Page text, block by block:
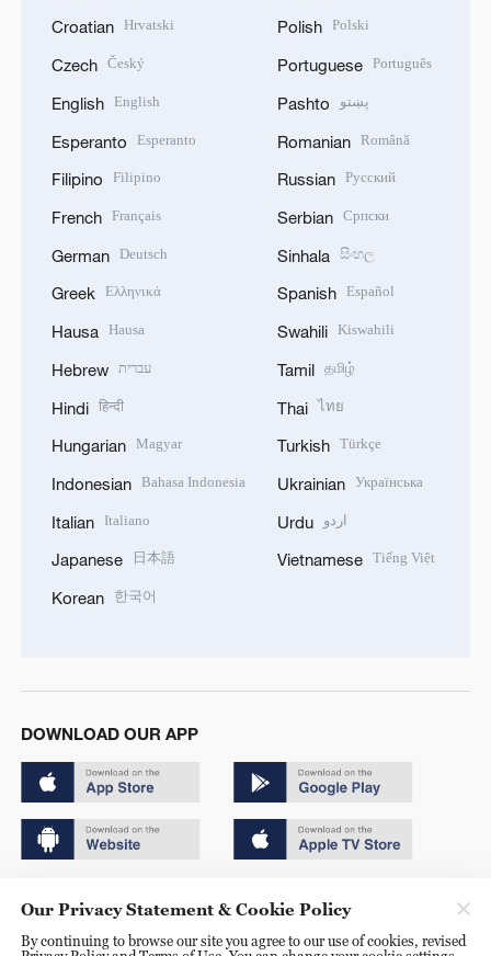
Croatian Hrvatski
Czech Český
English English
Esperanto Esperanto
Filipino Filipino
French Français
German Deutsch
Greek Ελληνικά
Hausa Hausa
Hebrew עברית
Hindi हिन्दी
Hungarian Magyar
Indonesian Bahasa Indonesia
Italian Italiano
Japanese 日本語
Korean 한국어
Polish Polski
Portuguese Português
Pashto پښتو
Romanian Română
Russian Русский
Serbian Српски
Sinhala සිංහල
Spanish Español
Swahili Kiswahili
Tamil தமிழ்
Thai ไทย
Turkish Türkçe
Ukrainian Українська
Urdu اردو
Vietnamese Tiếng Việt
DOWNLOAD OUR APP
京ICP备20000184号
Our Privacy Statement & Cookie Policy
By continuing to browse our site you agree to our use of cookies, revised